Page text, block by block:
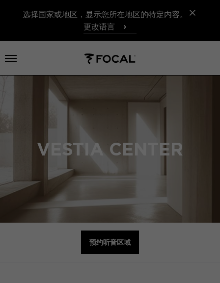
选择国家或地区，显示您所在地区的特定内容。
更改语言
打开菜单
VESTIA CENTER
预约听音区域